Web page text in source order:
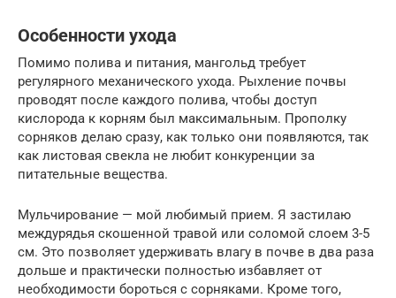
Особенности ухода
Помимо полива и питания, мангольд требует
регулярного механического ухода. Рыхление почвы
проводят после каждого полива, чтобы доступ
кислорода к корням был максимальным. Прополку
сорняков делаю сразу, как только они появляются, так
как листовая свекла не любит конкуренции за
питательные вещества.
Мульчирование — мой любимый прием. Я застилаю
междурядья скошенной травой или соломой слоем 3-5
см. Это позволяет удерживать влагу в почве в два раза
дольше и практически полностью избавляет от
необходимости бороться с сорняками. Кроме того,